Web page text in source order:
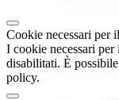
Cookie necessari per
I cookie necessari per
disabilitati. È
policy.